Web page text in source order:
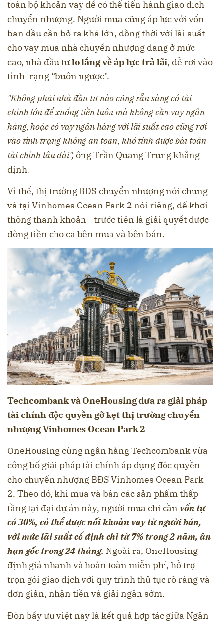
toàn bộ khoản vay để có thể tiến hành giao dịch
chuyển nhượng. Người mua cũng áp lực với vốn
ban đầu cần bỏ ra khá lớn, đồng thời với lãi suất
cho vay mua nhà chuyển nhượng đang ở mức
cao, nhà đầu tưlo lắng về áp lực trả lãi, dễ rơi vào
tình trạng “buôn ngược".
"Không phải nhà đầu tư nào cũng sẵn sàng có tài
chính lớn để xuống tiền luôn mà không cần vay ngân
hàng, hoặc có vay ngân hàng với lãi suất cao cũng rơi
vào tình trạng không an toàn, khó tính được bài toán
tài chính lâu dài", ông Trần Quang Trung khẳng
định.
Vì thế, thị trường BĐS chuyển nhượng nói chung
và tại Vinhomes Ocean Park 2 nói riêng, để khơi
thông thanh khoản - trước tiên là giải quyết được
dòng tiền cho cả bên mua và bên bán.
Techcombank và OneHousing đưa ra giải pháp
tài chính độc quyền gỡ kẹt thị trường chuyển
nhượng Vinhomes Ocean Park 2
OneHousing cùng ngân hàng Techcombank vừa
công bố giải pháp tài chính áp dụng độc quyền
cho chuyển nhượng BĐS Vinhomes Ocean Park
2. Theo đó, khi mua và bán các sản phẩm thấp
tầng tại đại dự án này, người mua chỉ cần vốn tự
có 30%, có thể được nối khoản vay từ người bán,
với mức lãi suất cố định chỉ từ 7% trong 2 năm, ân
hạn gốc trong 24 tháng. Ngoài ra, OneHousing
định giá nhanh và hoàn toàn miễn phí, hỗ trợ
trọn gói giao dịch với quy trình thủ tục rõ ràng và
đơn giản, nhận tiền và giải ngân sớm.
Đòn bẩy ưu việt này là kết quả hợp tác giữa Ngân